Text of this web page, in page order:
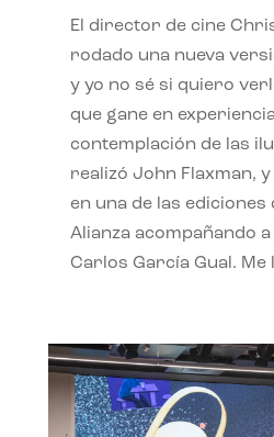
El director de cine
rodado una nueva
y yo no sé si quiero
que gane en
contemplación de las
realizó John Flaxman,
en una de las ediciones
Alianza acompañando
Carlos García Gual. Me